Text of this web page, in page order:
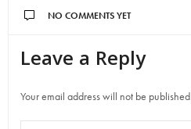
NO COMMENTS YET
Leave a Reply
Your email address will not be published.